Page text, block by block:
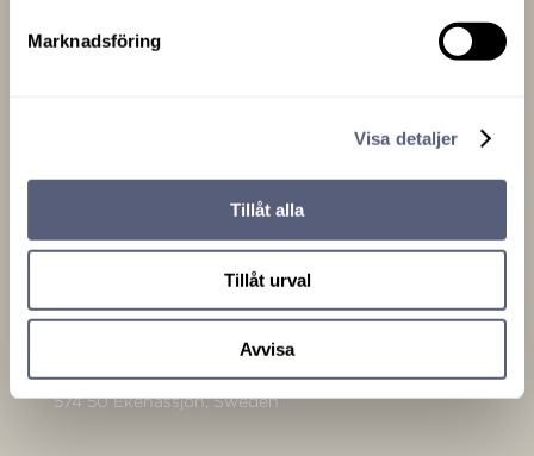
Marknadsföring
Visa detaljer
Tillåt alla
Tillåt urval
Avvisa
info@vikingbeds.se
574 50 Ekenässjön, Sweden